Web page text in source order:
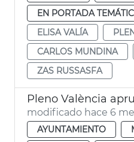
EN PORTADA
ELISA VALÍA
CARLOS MUNDINA
ZAS RUSSASFA
modificado hace 6
AYUNTAMIENTO